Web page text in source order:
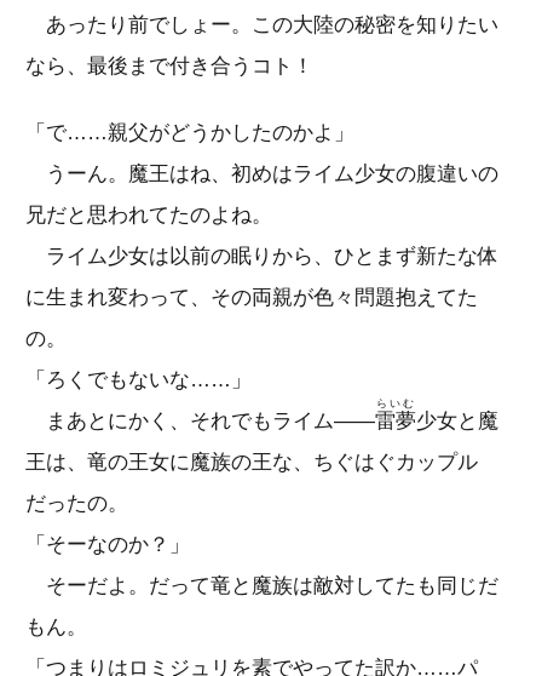
あったり前でしょー。この大陸の秘密を知りたい
なら、最後まで付き合うコト！
「で……親父がどうかしたのかよ」
うーん。魔王はね、初めはライム少女の腹違いの
兄だと思われてたのよね。
ライム少女は以前の眠りから、ひとまず新たな体
に生まれ変わって、その両親が色々問題抱えてた
の。
「ろくでもないな……」
まあとにかく、それでもライム――雷夢
らいむ
少女と魔
王は、竜の王女に魔族の王な、ちぐはぐカップル
だったの。
「そーなのか？」
そーだよ。だって竜と魔族は敵対してたも同じだ
もん。
「つまりはロミジュリを素でやってた訳か……パ